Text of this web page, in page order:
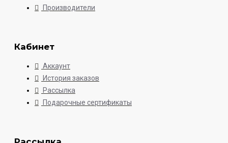
Производители
Кабинет
Аккаунт
История заказов
Рассылка
Подарочные сертификаты